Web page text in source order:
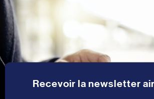
Recevoir la newsletter